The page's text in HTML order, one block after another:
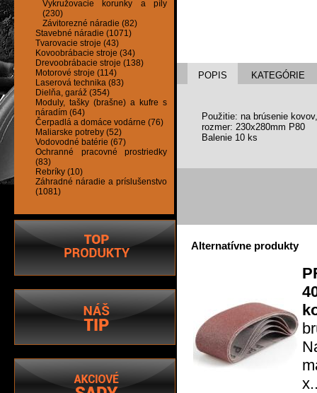
Vykružovacie korunky a píly
(230)
Závitorezné náradie (82)
Stavebné náradie (1071)
Tvarovacie stroje (43)
Kovoobrábacie stroje (34)
Drevoobrábacie stroje (138)
Motorové stroje (114)
Laserová technika (83)
Dielňa, garáž (354)
Moduly, tašky (brašne) a kufre s
náradím (64)
Čerpadlá a domáce vodárne (76)
Maliarske potreby (52)
Vodovodné batérie (67)
Ochranné pracovné prostriedky
(83)
Rebríky (10)
Záhradné náradie a príslušenstvo
(1081)
POPIS KATEGÓRIE
Použitie: na brúsenie
rozmer: 230x280mm P80
Balenie 10 ks
Alternatívne produkty